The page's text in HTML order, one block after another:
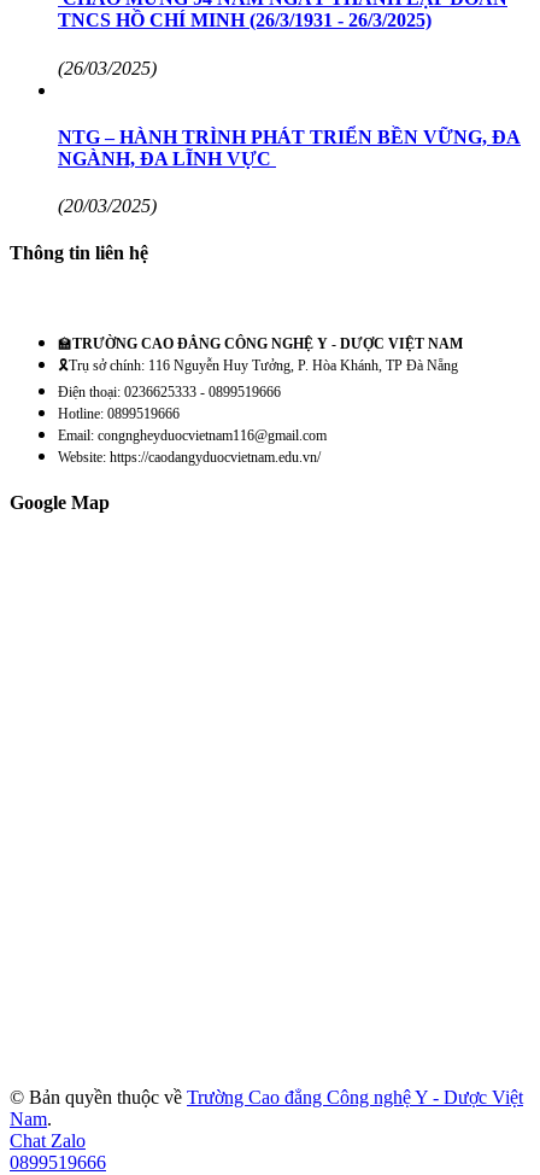
TNCS HỒ CHÍ MINH (26/3/1931 - 26/3/2025)
(26/03/2025)
NTG – HÀNH TRÌNH PHÁT TRIỂN BỀN VỮNG, ĐA
NGÀNH, ĐA LĨNH VỰC
(20/03/2025)
Thông tin liên hệ
🏫TRƯỜNG CAO ĐẲNG CÔNG NGHỆ Y - DƯỢC VIỆT NAM
🎗️Trụ sở chính: 116 Nguyễn Huy Tưởng, P. Hòa Khánh, TP Đà Nẵng
Điện thoại: 0236625333 - 0899519666
Hotline: 0899519666
Email: congngheyduocvietnam116@gmail.com
Website: https://caodangyduocvietnam.edu.vn/
Google Map
© Bản quyền thuộc về Trường Cao đẳng Công nghệ Y - Dược Việt
Nam.
Chat Zalo
0899519666